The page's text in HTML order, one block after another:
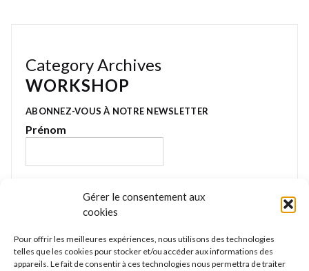
Gérer le consentement aux
cookies
Pour offrir les meilleures expériences, nous utilisons des technologies
telles que les cookies pour stocker et/ou accéder aux informations des
appareils. Le fait de consentir à ces technologies nous permettra de traiter
Category Archives
WORKSHOP
ABONNEZ-VOUS À NOTRE NEWSLETTER
Prénom
Nous gardons vos données privées et ne les
partageons qu’avec les tierces parties qui rendent ce